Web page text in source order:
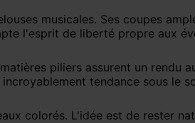
musicales. Ses coupes
l'esprit de liberté propre aux
piliers assurent un rendu
tendance sous le
colorés. L'idée est de rester